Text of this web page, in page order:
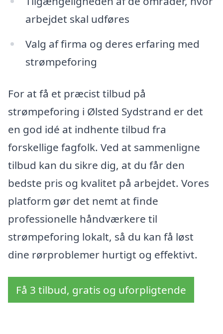
arbejdet skal udføres
Valg af firma og deres erfaring med
strømpeforing
For at få et præcist tilbud på
strømpeforing i Ølsted Sydstrand er det
en god idé at indhente tilbud fra
forskellige fagfolk. Ved at sammenligne
tilbud kan du sikre dig, at du får den
bedste pris og kvalitet på arbejdet. Vores
platform gør det nemt at finde
professionelle håndværkere til
strømpeforing lokalt, så du kan få løst
dine rørproblemer hurtigt og effektivt.
Få 3 tilbud, gratis og uforpligtende